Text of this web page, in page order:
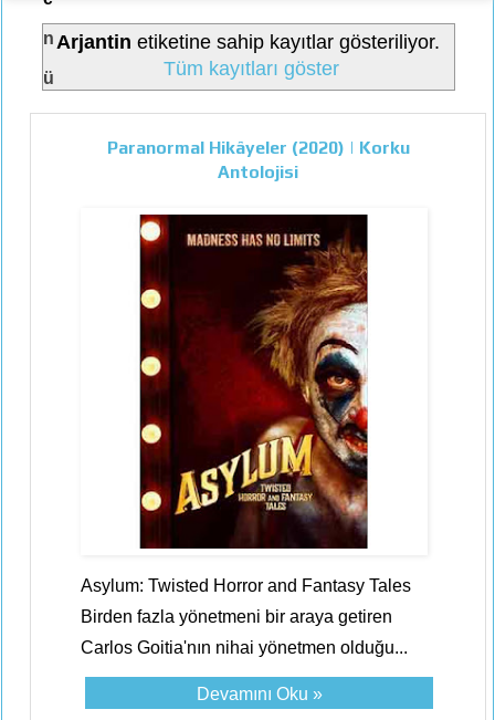
n
ü
Arjantin etiketine sahip kayıtlar gösteriliyor.
Tüm kayıtları göster
Paranormal Hikâyeler (2020) | Korku
Antolojisi
Asylum: Twisted Horror and Fantasy Tales
Birden fazla yönetmeni bir araya getiren
Carlos Goitia'nın nihai yönetmen olduğu...
Devamını Oku »